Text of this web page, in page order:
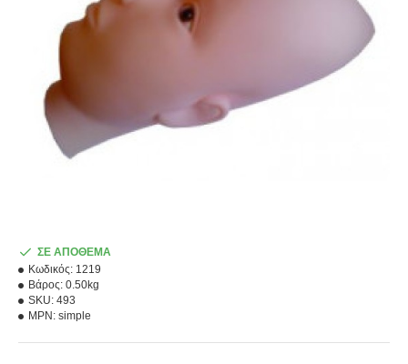
ΣΕ ΑΠΟΘΕΜΑ
Κωδικός: 1219
Βάρος: 0.50kg
SKU: 493
MPN: simple